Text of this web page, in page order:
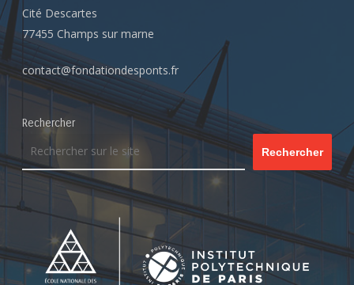
Cité Descartes
77455 Champs sur marne
contact@fondationdesponts.fr
Rechercher
Rechercher